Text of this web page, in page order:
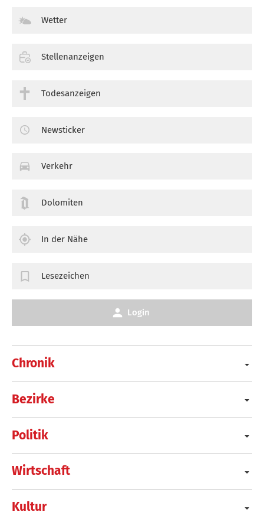
Chronik
Bezirke
Politik
Wirtschaft
Kultur
Wetter
Stellenanzeigen
Todesanzeigen
Newsticker
Verkehr
Dolomiten
In der Nähe
Lesezeichen
Login